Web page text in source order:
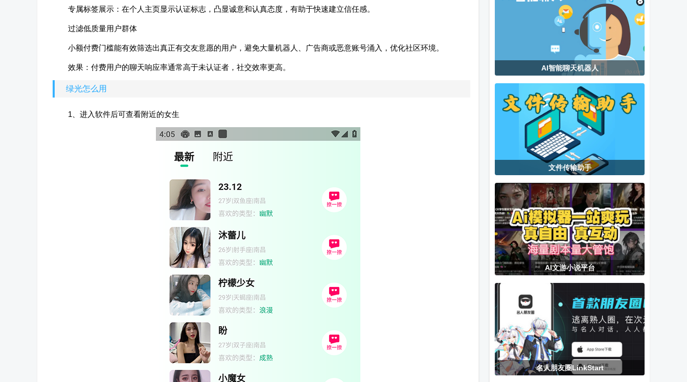
专属标签展示：在个人主页显示认证标志，凸显诚意和认真态度，有助于快速建立信任感。
过滤低质量用户群体
小额付费门槛能有效筛选出真正有交友意愿的用户，避免大量机器人、广告商或恶意账号涌入，优化社区环境。
效果：付费用户的聊天响应率通常高于未认证者，社交效率更高。
绿光怎么用
1、进入软件后可查看附近的女生
PLOT AI文游
pandatv熊猫
联盟
开心TV电视盒
MediaBox tv
电视版
阳光快传TV版
AI智能聊天机器人
文件传输助手
AI文游小说平台
名人朋友圈LinkStart